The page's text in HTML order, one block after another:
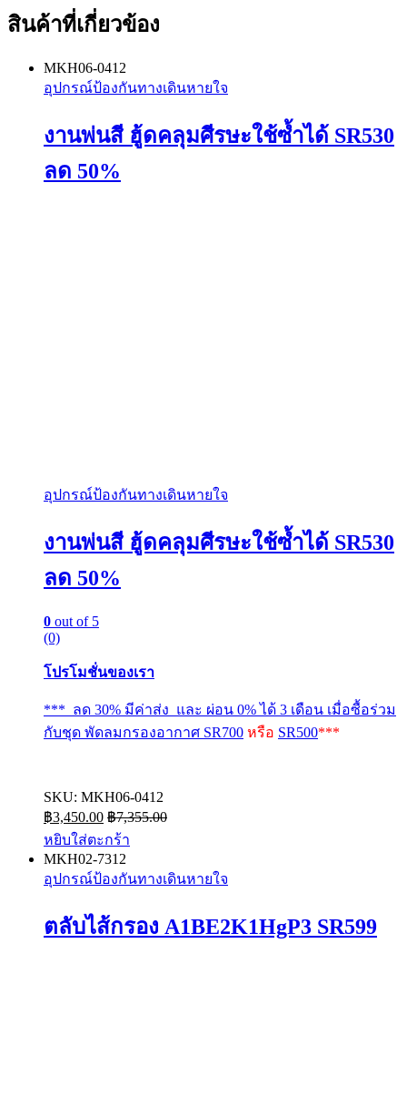
สินค้าที่เกี่ยวข้อง
MKH06-0412
อุปกรณ์ป้องกันทางเดินหายใจ
งานพ่นสี ฮู้ดคลุมศีรษะใช้ซ้ำได้ SR530
ลด 50%
อุปกรณ์ป้องกันทางเดินหายใจ
งานพ่นสี ฮู้ดคลุมศีรษะใช้ซ้ำได้ SR530
ลด 50%
0 out of 5
(0)
โปรโมชั่นของเรา
*** ลด 30% มีค่าส่ง และ ผ่อน 0% ได้ 3 เดือน เมื่อซื้อร่วม
กับชุด พัดลมกรองอากาศ SR700 หรือ SR500***
SKU: MKH06-0412
฿3,450.00 ฿7,355.00
หยิบใส่ตะกร้า
MKH02-7312
อุปกรณ์ป้องกันทางเดินหายใจ
ตลับไส้กรอง A1BE2K1HgP3 SR599